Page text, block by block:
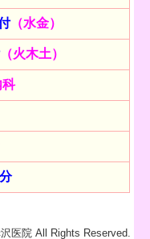
（水金）
（火木土）
医院 All Rights Reserved.